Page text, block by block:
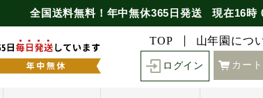
全国送料無料！年中無休365日発送 現在16時
TOP 山年園につ
ログイン カート